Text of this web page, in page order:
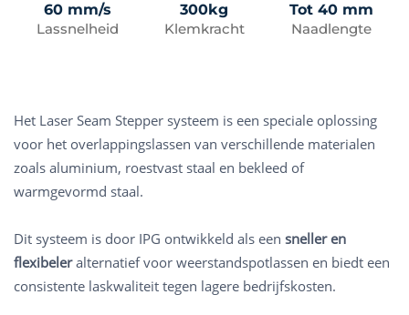
60 mm/s
Lassnelheid
300kg
Klemkracht
Tot 40 mm
Naadlengte
Het Laser Seam Stepper systeem is een speciale oplossing
voor het overlappingslassen van verschillende materialen
zoals aluminium, roestvast staal en bekleed of
warmgevormd staal.
Dit systeem is door IPG ontwikkeld als een sneller en
flexibeleralternatief voor weerstandspotlassen en biedt een
consistente laskwaliteit tegen lagere bedrijfskosten.